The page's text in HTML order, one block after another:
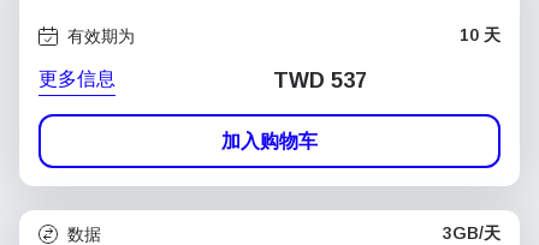
有效期为 10 天
更多信息 TWD 537
加入购物车
数据 3GB/天